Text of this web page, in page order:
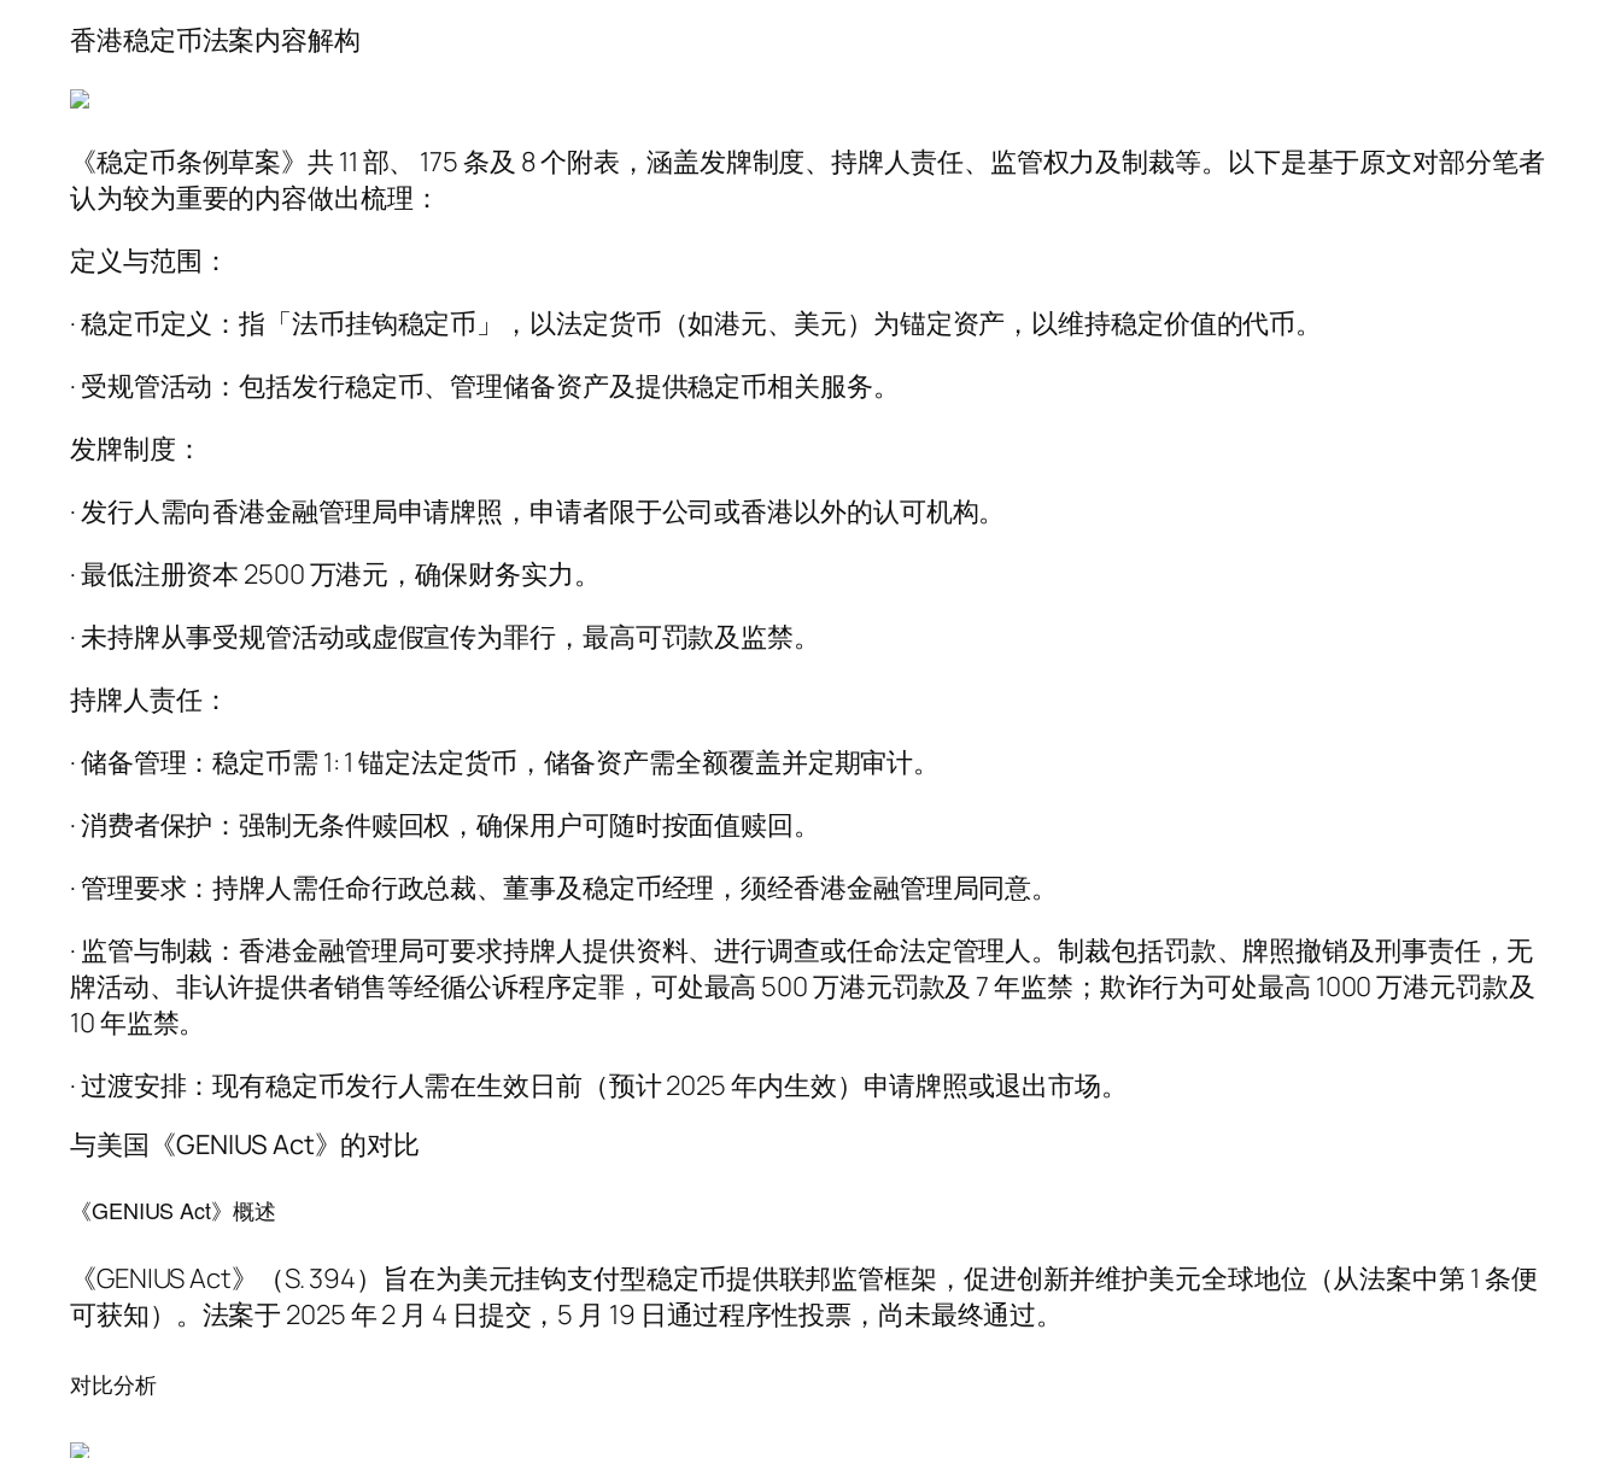
香港稳定币法案内容解构
《稳定币条例草案》共 11 部、 175 条及 8 个附表，涵盖发牌制度、持牌人责任、监管权力及制裁等。以下是基于原文对部分笔者
认为较为重要的内容做出梳理：
定义与范围：
· 稳定币定义：指「法币挂钩稳定币」，以法定货币（如港元、美元）为锚定资产，以维持稳定价值的代币。
· 受规管活动：包括发行稳定币、管理储备资产及提供稳定币相关服务。
发牌制度：
· 发行人需向香港金融管理局申请牌照，申请者限于公司或香港以外的认可机构。
· 最低注册资本 2500 万港元，确保财务实力。
· 未持牌从事受规管活动或虚假宣传为罪行，最高可罚款及监禁。
持牌人责任：
· 储备管理：稳定币需 1: 1 锚定法定货币，储备资产需全额覆盖并定期审计。
· 消费者保护：强制无条件赎回权，确保用户可随时按面值赎回。
· 管理要求：持牌人需任命行政总裁、董事及稳定币经理，须经香港金融管理局同意。
· 监管与制裁：香港金融管理局可要求持牌人提供资料、进行调查或任命法定管理人。制裁包括罚款、牌照撤销及刑事责任，无
牌活动、非认许提供者销售等经循公诉程序定罪，可处最高 500 万港元罚款及 7 年监禁；欺诈行为可处最高 1000 万港元罚款及
10 年监禁。
· 过渡安排：现有稳定币发行人需在生效日前（预计 2025 年内生效）申请牌照或退出市场。
与美国《GENIUS Act》的对比
《GENIUS Act》概述
《GENIUS Act》（S. 394）旨在为美元挂钩支付型稳定币提供联邦监管框架，促进创新并维护美元全球地位（从法案中第 1 条便
可获知）。法案于 2025 年 2 月 4 日提交，5 月 19 日通过程序性投票，尚未最终通过。
对比分析